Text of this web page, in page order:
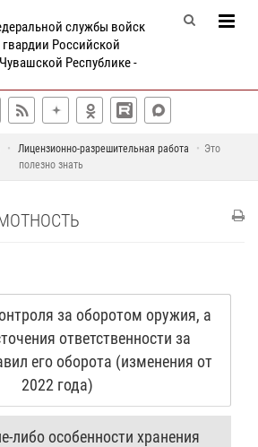
службы войск
Российской
Республике -
Лицензионно-разрешительная работа
Это
полезно знать
за оборотом оружия, а
ответственности за
его оборота (изменения от
2022 года)
либо особенности хранения